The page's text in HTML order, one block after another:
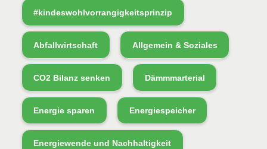
#kindeswohlvorrangigkeitsprinzip
Abfallwirtschaft Allgemein & Soziales
CO2 Bilanz senken Dämmmarterial
Energie sparen Energiespeicher
Energiewende und Nachhaltigkeit